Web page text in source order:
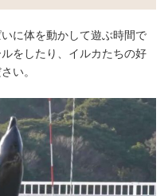
に体を動かして遊ぶ時間で
をしたり、イルカたちの好
い。